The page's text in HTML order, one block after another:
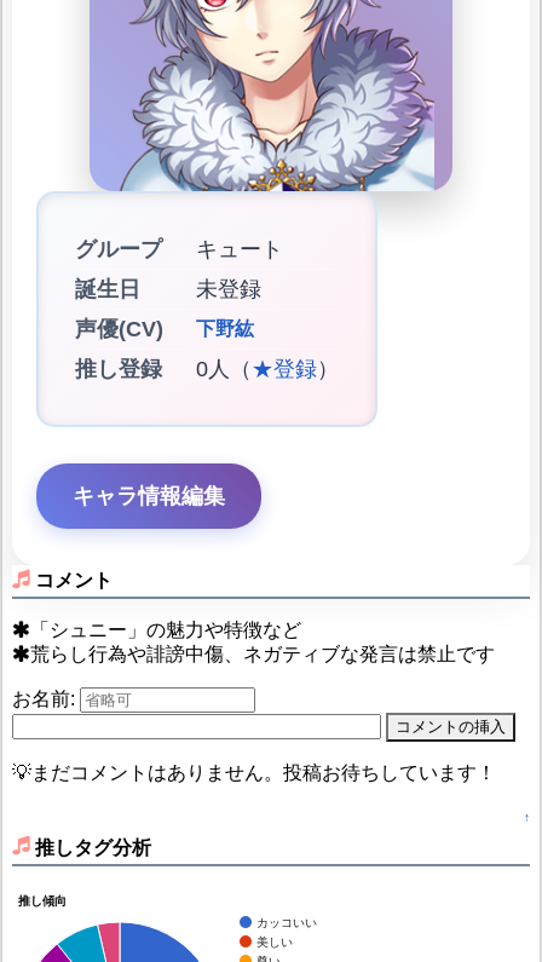
グループ
キュート
誕生日
未登録
声優(CV)
下野紘
推し登録 0人（ ★登録）
キャラ情報編集
コメント
「シュニー」の魅力や特徴など
荒らし行為や誹謗中傷、ネガティブな発言は禁止です
お名前:
💡まだコメントはありません。投稿お待ちしています！
↑
推しタグ分析
推し傾向
カッコいい
美しい